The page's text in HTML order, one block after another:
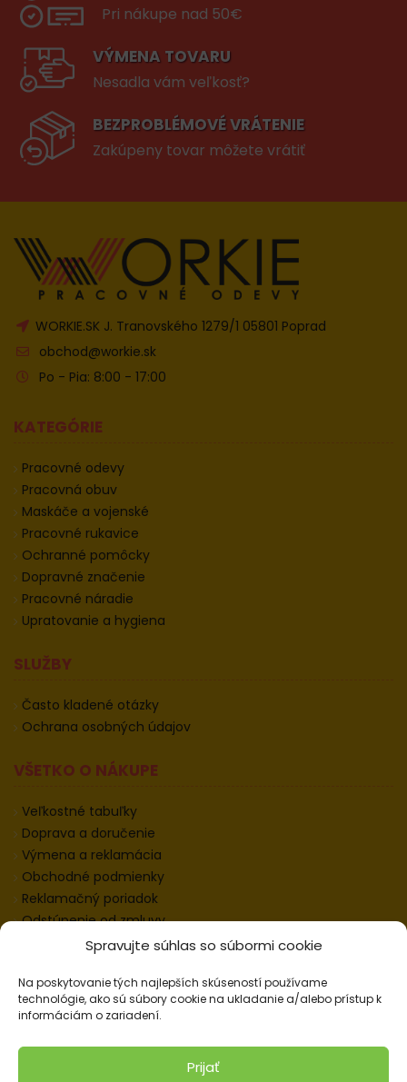
Spravujte súhlas so súbormi cookie
Na poskytovanie tých najlepších skúseností používame
technológie, ako sú súbory cookie na ukladanie a/alebo prístup k
informáciám o zariadení.
Prijať
Pri nákupe nad 50€
VÝMENA TOVARU
Nesadla vám veľkosť?
BEZPROBLÉMOVÉ VRÁTENIE
Zakúpeny tovar môžete vrátiť
WORKIE.SK J. Tranovského 1279/1 05801 Poprad
obchod@workie.sk
Po - Pia: 8:00 - 17:00
KATEGÓRIE
Pracovné odevy
Pracovná obuv
Maskáče a vojenské
Pracovné rukavice
Ochranné pomôcky
Dopravné značenie
Pracovné náradie
Upratovanie a hygiena
SLUŽBY
Často kladené otázky
Ochrana osobných údajov
VŠETKO O NÁKUPE
Veľkostné tabuľky
Doprava a doručenie
Výmena a reklamácia
Obchodné podmienky
Reklamačný poriadok
Odstúpenie od zmluvy
Informácie k odstúpeniu
Nastavenie cookies
vyhradené.